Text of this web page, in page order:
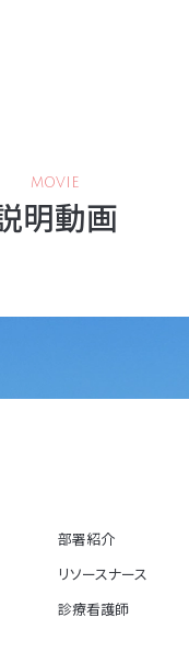
MOVIE
明動画
部署紹介
リソースナース
診療看護師